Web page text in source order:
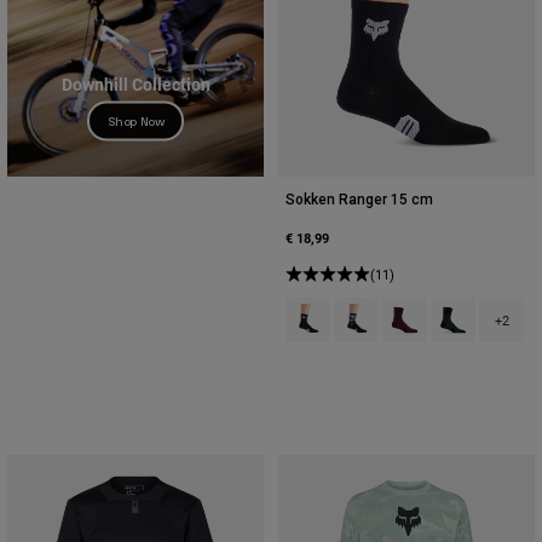
Downhill Collection
Shop Now
Sokken Ranger 15 cm
€ 18,99
(11)
Product swatch type of Zwart.
Product swatch type of
Product swatch
Product+2